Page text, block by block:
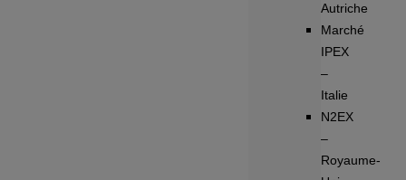
Autriche
Marché
IPEX
–
Italie
N2EX
–
Royaume-